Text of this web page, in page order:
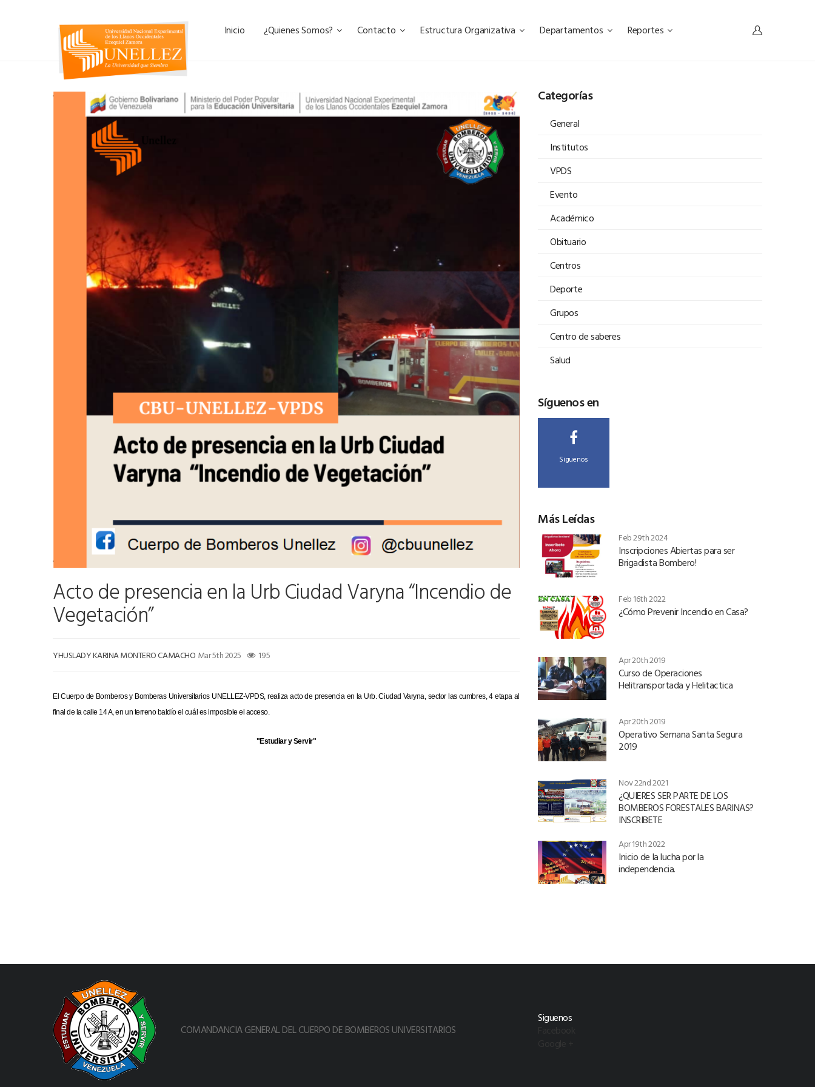
Inicio ¿Quienes Somos? Contacto Estructura Organizativa Departamentos Reportes
Acto de presencia en la Urb Ciudad Varyna “Incendio de
Vegetación”
YHUSLADY KARINA MONTERO CAMACHO Mar 5th 2025 195
El Cuerpo de Bomberos y Bomberas Universitarios UNELLEZ-VPDS, realiza acto de presencia en la Urb. Ciudad Varyna, sector las cumbres, 4 etapa al
final de la calle 14 A, en un terreno baldío el cuál es imposible el acceso.
"Estudiar y Servir"
Categorías
General
Institutos
VPDS
Evento
Académico
Obituario
Centros
Deporte
Grupos
Centro de saberes
Salud
Síguenos en
Siguenos
Más Leídas
Feb 29th 2024
Inscripciones Abiertas para ser
Brigadista Bombero!
Feb 16th 2022
¿Cómo Prevenir Incendio en Casa?
Apr 20th 2019
Curso de Operaciones
Helitransportada y Helitactica
Apr 20th 2019
Operativo Semana Santa Segura
2019
Nov 22nd 2021
¿QUIERES SER PARTE DE LOS
BOMBEROS FORESTALES BARINAS?
INSCRIBETE
Apr 19th 2022
Inicio de la lucha por la
independencia.
COMANDANCIA GENERAL DEL CUERPO DE BOMBEROS UNIVERSITARIOS
Siguenos